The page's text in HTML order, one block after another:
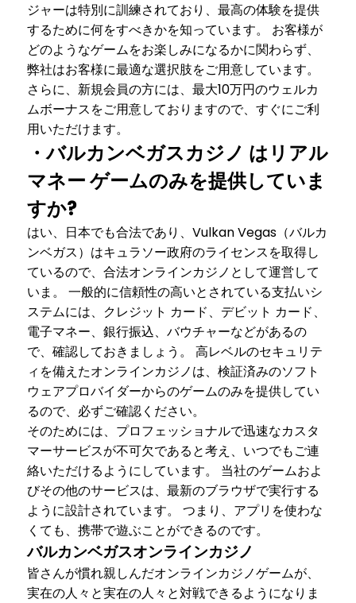
ジャーは特別に訓練されており、最高の体験を提供
するために何をすべきかを知っています。 お客様が
どのようなゲームをお楽しみになるかに関わらず、
弊社はお客様に最適な選択肢をご用意しています。
さらに、新規会員の方には、最大10万円のウェルカ
ムボーナスをご用意しておりますので、すぐにご利
用いただけます。
・バルカンベガスカジノ はリアル
マネー ゲームのみを提供していま
すか?
はい、日本でも合法であり、Vulkan Vegas（バルカ
ンベガス）はキュラソー政府のライセンスを取得し
ているので、合法オンラインカジノとして運営して
いま。 一般的に信頼性の高いとされている支払いシ
ステムには、クレジット カード、デビット カード、
電子マネー、銀行振込、バウチャーなどがあるの
で、確認しておきましょう。 高レベルのセキュリテ
ィを備えたオンラインカジノは、検証済みのソフト
ウェアプロバイダーからのゲームのみを提供してい
るので、必ずご確認ください。
そのためには、プロフェッショナルで迅速なカスタ
マーサービスが不可欠であると考え、いつでもご連
絡いただけるようにしています。 当社のゲームおよ
びその他のサービスは、最新のブラウザで実行する
ように設計されています。 つまり、アプリを使わな
くても、携帯で遊ぶことができるのです。
バルカンベガスオンラインカジノ
皆さんが慣れ親しんだオンラインカジノゲームが、
実在の人々と実在の人々と対戦できるようになりま